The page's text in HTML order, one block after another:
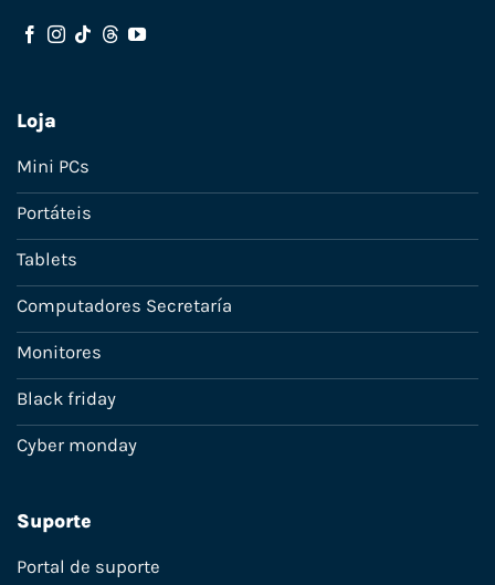
Loja
Mini PCs
Portáteis
Tablets
Computadores Secretaría
Monitores
Black friday
Cyber monday
Suporte
Portal de suporte